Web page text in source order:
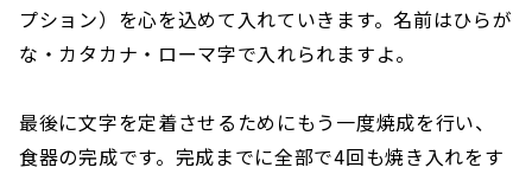
プション）を心を込めて入れていきます。名前はひらが
な・カタカナ・ローマ字で入れられますよ。
最後に文字を定着させるためにもう一度焼成を行い、
食器の完成です。完成までに全部で4回も焼き入れをす